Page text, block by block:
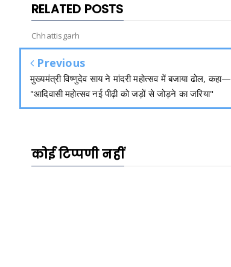
RELATED POSTS
Chhattisgarh
Previous
मुख्यमंत्री विष्णुदेव साय ने मांदरी महोत्सव में बजाया ढोल, कहा—
"आदिवासी महोत्सव नई पीढ़ी को जड़ों से जोड़ने का जरिया"
कोई टिप्पणी नहीं